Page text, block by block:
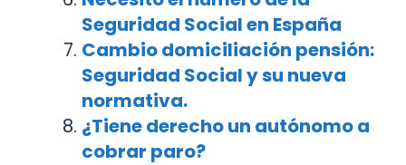
Seguridad Social en España
Cambio domiciliación pensión:
Seguridad Social y su nueva
normativa.
¿Tiene derecho un autónomo a
cobrar paro?